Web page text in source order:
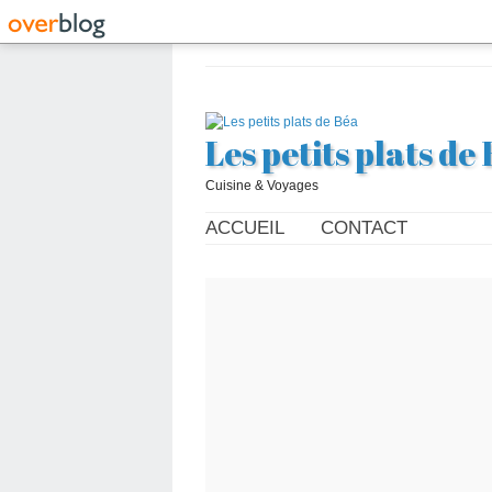
Les petits plats de
Cuisine & Voyages
ACCUEIL CONTACT